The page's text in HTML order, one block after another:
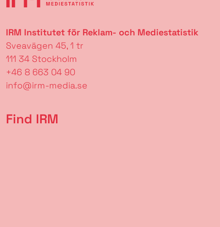
IRM Institutet för Reklam- och Mediestatistik
Sveavägen 45, 1 tr
111 34 Stockholm
+46 8 663 04 90
info@irm-media.se
Find IRM